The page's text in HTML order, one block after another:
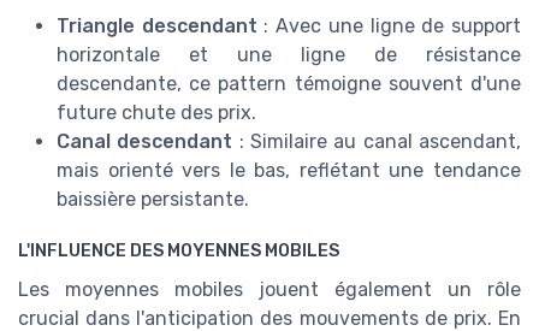
Triangle descendant : Avec une ligne de support
horizontale et une ligne de résistance
descendante, ce pattern témoigne souvent d'une
future chute des prix.
Canal descendant : Similaire au canal ascendant,
mais orienté vers le bas, reflétant une tendance
baissière persistante.
L'INFLUENCE DES MOYENNES MOBILES
Les moyennes mobiles jouent également un rôle
crucial dans l'anticipation des mouvements de prix. En